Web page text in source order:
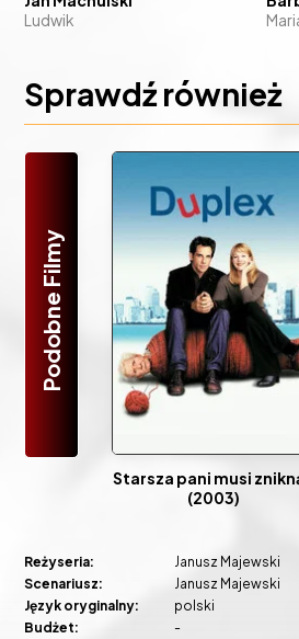
Ludwik
Sprawdź również
Podobne Filmy
Starsza pani musi
(2003)
Reżyseria:
Janusz Majewski
Scenariusz:
Janusz Majewski
Język oryginalny:
polski
Budżet:
-